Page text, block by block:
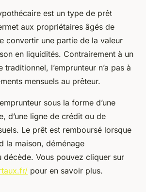
est un type de prêt
aux propriétaires âgés de
convertir une partie de la valeur
en liquidités. Contrairement à un
l’emprunteur n’a pas à
mensuels au prêteur.
sous la forme d’une
d’une ligne de crédit ou de
Le prêt est remboursé lorsque
la maison, déménage
décède. Vous pouvez cliquer sur
pour en savoir plus.